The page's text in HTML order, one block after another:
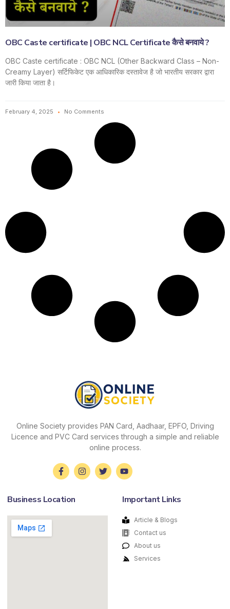
OBC Caste certificate | OBC NCL Certificate कैसे बनवाये ?
OBC Caste certificate : OBC NCL (Other Backward Class – Non-
Creamy Layer) सर्टिफिकेट एक आधिकारिक दस्तावेज है जो भारतीय सरकार द्वारा
जारी किया जाता है।
February 4, 2025 No Comments
Online Society provides PAN Card, Aadhaar, EPFO, Driving
Licence and PVC Card services through a simple and reliable
online process.
Business Location Important Links
Article & Blogs
Contact us
About us
Services